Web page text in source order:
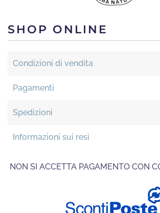
SHOP ONLINE
Condizioni di vendita
Pagamenti
Spedizioni
Informazioni sui resi
NON SI ACCETTA PAGAMENTO CON